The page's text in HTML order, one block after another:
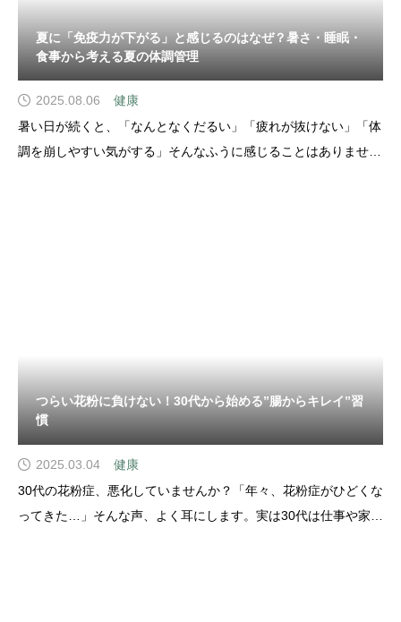
夏に「免疫力が下がる」と感じるのはなぜ？暑さ・睡眠・
食事から考える夏の体調管理
2025.08.06
健康
暑い日が続くと、「なんとなくだるい」「疲れが抜けない」「体
調を崩しやすい気がする」そんなふうに感じることはありません
つらい花粉に負けない！30代から始める”腸からキレイ”習
慣
2025.03.04
健康
30代の花粉症、悪化していませんか？「年々、花粉症がひどくな
ってきた…」そんな声、よく耳にします。実は30代は仕事や家庭